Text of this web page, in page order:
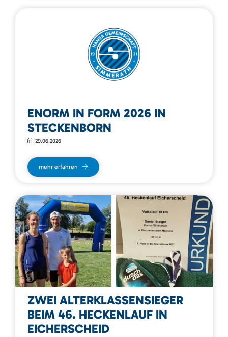
ENORM IN FORM 2026 IN
STECKENBORN
29.06.2026
mehr erfahren
ZWEI ALTERKLASSENSIEGER
BEIM 46. HECKENLAUF IN
EICHERSCHEID